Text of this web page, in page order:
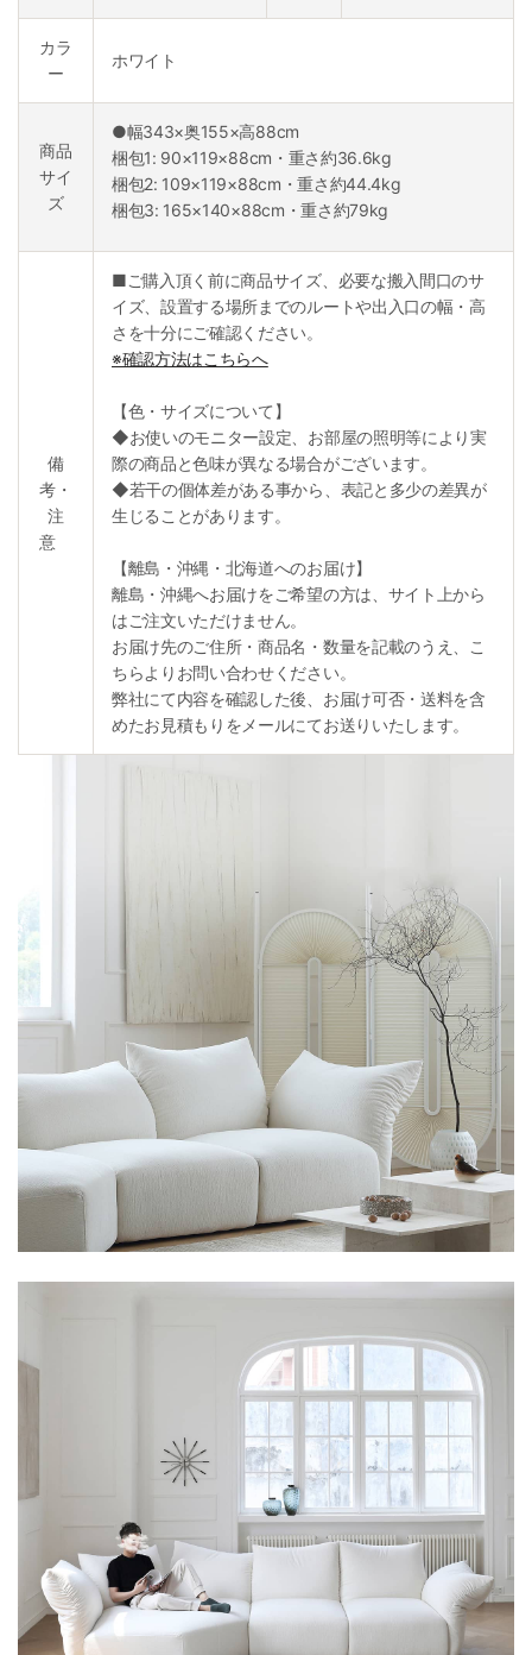
カラ
ー
ホワイト
商品
サイ
ズ
●幅343×奥155×高88cm
梱包1: 90×119×88cm・重さ約36.6kg
梱包2: 109×119×88cm・重さ約44.4kg
梱包3: 165×140×88cm・重さ約79kg
備
考・
注
意
■ご購入頂く前に商品サイズ、必要な搬入間口のサ
イズ、設置する場所までのルートや出入口の幅・高
さを十分にご確認ください。
※確認方法はこちらへ
【色・サイズについて】
◆お使いのモニター設定、お部屋の照明等により実
際の商品と色味が異なる場合がございます。
◆若干の個体差がある事から、表記と多少の差異が
生じることがあります。
【離島・沖縄・北海道へのお届け】
離島・沖縄へお届けをご希望の方は、サイト上から
はご注文いただけません。
お届け先のご住所・商品名・数量を記載のうえ、こ
ちらよりお問い合わせください。
弊社にて内容を確認した後、お届け可否・送料を含
めたお見積もりをメールにてお送りいたします。